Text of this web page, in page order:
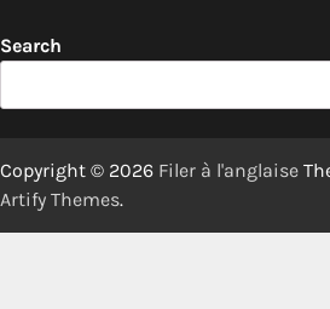
Search
Copyright © 2026 Filer à l'anglaise
Artify Themes.